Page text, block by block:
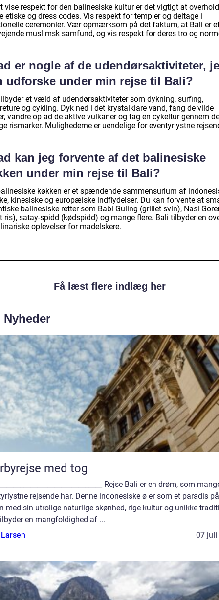
vise respekt for den balinesiske kultur er det vigtigt at
etiske og dress codes. Vis respekt for templer og deltage i
ceremonier. Vær opmærksom på det faktum, at Bali er et
muslimsk samfund, og vis respekt for deres tro og
er nogle af de udendørsaktiviteter,
udforske under min rejse til Bali?
et væld af udendørsaktiviteter som dykning, surfing,
og cykling. Dyk ned i det krystalklare vand, fang de vilde
vandre op ad de aktive vulkaner og tag en cykeltur gennem de
rismarker. Mulighederne er uendelige for eventyrlystne
kan jeg forvente af det balinesiske
under min rejse til Bali?
køkken er et spændende sammensurium af
kinesiske og europæiske indflydelser. Du kan forvente at
balinesiske retter som Babi Guling (grillet svin), Nasi
ris), satay-spidd (kødspidd) og mange flere. Bali tilbyder en
oplevelser for madelskere.
Få læst flere indlæg her
Nyheder
med tog
Rejse Bali er en drøm, som
rejsende har. Denne indonesiske ø er som et paradis på
med sin utrolige naturlige skønhed, rige kultur og unikke
en mangfoldighed af ...
07 juli